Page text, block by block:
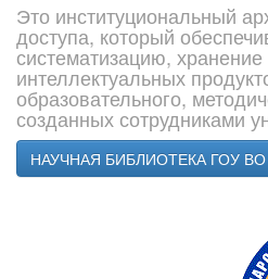
Это институциональный
доступа, который
систематизацию,
интеллектуальных
образовательного,
созданных сотрудниками
НАУЧНАЯ БИБЛИОТЕКА ГОУ ВО